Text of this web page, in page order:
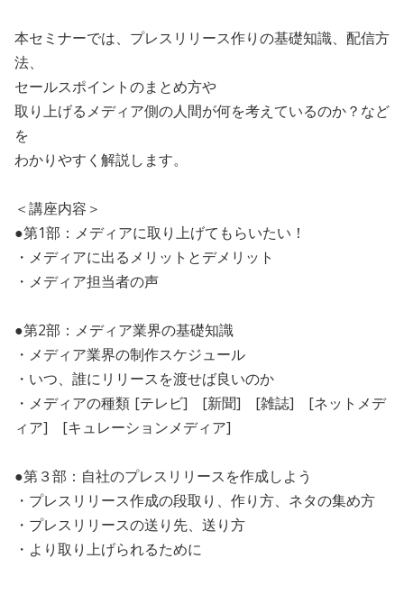
本セミナーでは、プレスリリース作りの基礎知識、配信方
法、
セールスポイントのまとめ方や
取り上げるメディア側の人間が何を考えているのか？など
を
わかりやすく解説します。
＜講座内容＞
●第1部：メディアに取り上げてもらいたい！
・メディアに出るメリットとデメリット
・メディア担当者の声
●第2部：メディア業界の基礎知識
・メディア業界の制作スケジュール
・いつ、誰にリリースを渡せば良いのか
・メディアの種類 [テレビ] [新聞] [雑誌] [ネットメデ
ィア] [キュレーションメディア]
●第３部：自社のプレスリリースを作成しよう
・プレスリリース作成の段取り、作り方、ネタの集め方
・プレスリリースの送り先、送り方
・より取り上げられるために